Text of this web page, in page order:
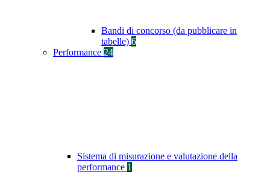
Bandi di concorso (da pubblicare in
tabelle) 6
Performance 24
Sistema di misurazione e valutazione della
performance 1